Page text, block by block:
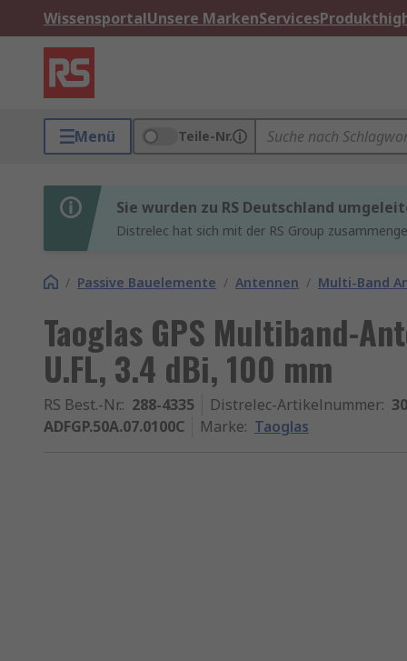
WissensportalUnsere MarkenServices
Menü Teile-Nr.
Sie wurden zu RS Deutschland
Distrelec hat sich mit der RS Group
/ Passive Bauelemente / Antennen / Multi-Band
Taoglas GPS Multiband-
U.FL, 3.4 dBi, 100 mm
RS Best.-Nr.: 288-4335 Distrelec-Artikelnummer:
ADFGP.50A.07.0100C
Marke: Taoglas